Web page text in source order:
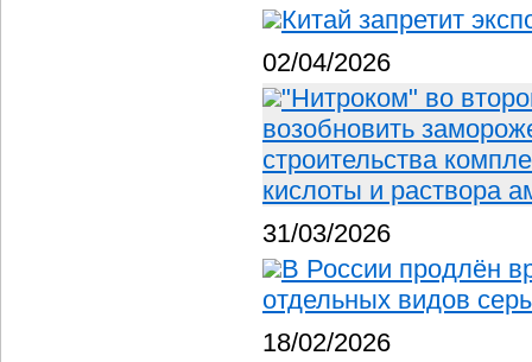
Китай запретит
02/04/2026
"Нитроком" во
возобновить
строительства
кислоты и раствора
31/03/2026
В России продлён
отдельных видов
18/02/2026